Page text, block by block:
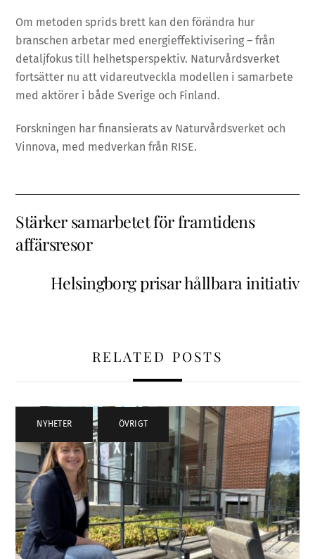
Om metoden sprids brett kan den förändra hur
branschen arbetar med energieffektivisering – från
detaljfokus till helhetsperspektiv. Naturvårdsverket
fortsätter nu att vidareutveckla modellen i samarbete
med aktörer i både Sverige och Finland.
Forskningen har finansierats av Naturvårdsverket och
Vinnova, med medverkan från RISE.
Stärker samarbetet för framtidens
affärsresor
Helsingborg prisar hållbara initiativ
RELATED POSTS
NYHETER , ÖVRIGT